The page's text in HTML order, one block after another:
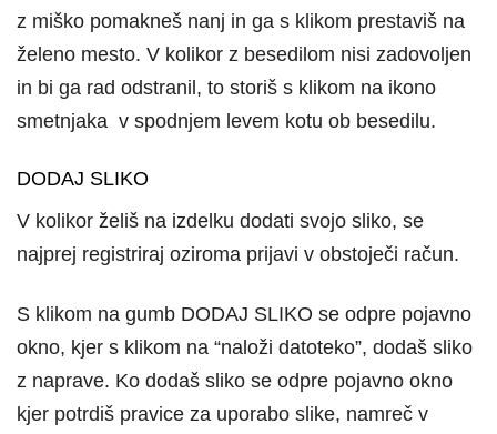
z miško pomakneš nanj in ga s klikom prestaviš na
želeno mesto. V kolikor z besedilom nisi zadovoljen
in bi ga rad odstranil, to storiš s klikom na ikono
smetnjaka v spodnjem levem kotu ob besedilu.
DODAJ SLIKO
V kolikor želiš na izdelku dodati svojo sliko, se
najprej registriraj oziroma prijavi v obstoječi račun.
S klikom na gumb DODAJ SLIKO se odpre pojavno
okno, kjer s klikom na “naloži datoteko”, dodaš sliko
z naprave. Ko dodaš sliko se odpre pojavno okno
kjer potrdiš pravice za uporabo slike, namreč v